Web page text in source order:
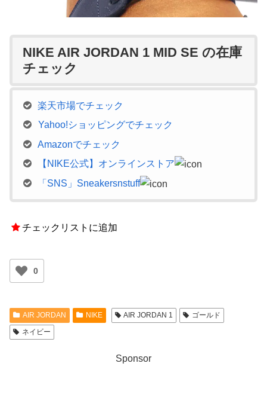
NIKE AIR JORDAN 1 MID SE の在庫
チェック
楽天市場でチェック
Yahoo!ショッピングでチェック
Amazonでチェック
【NIKE公式】オンラインストア
「SNS」Sneakersnstuff
チェックリストに追加
0
AIR JORDAN NIKE AIR JORDAN 1
ゴールド
ネイビー
Sponsor